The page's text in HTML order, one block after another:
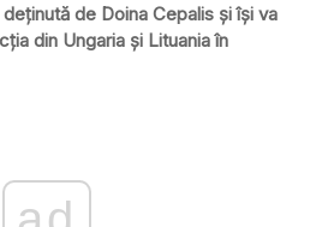
de Doina Cepalis și își va
din Ungaria și Lituania în